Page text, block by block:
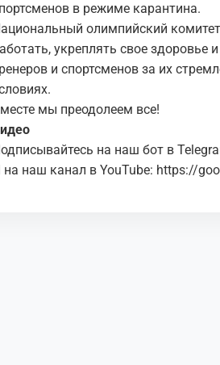
в режиме карантина.
олимпийский
укреплять свое здоровье
и спортсменов за их
мы преодолеем все!
на наш бот в
на наш канал в YouTube: https://